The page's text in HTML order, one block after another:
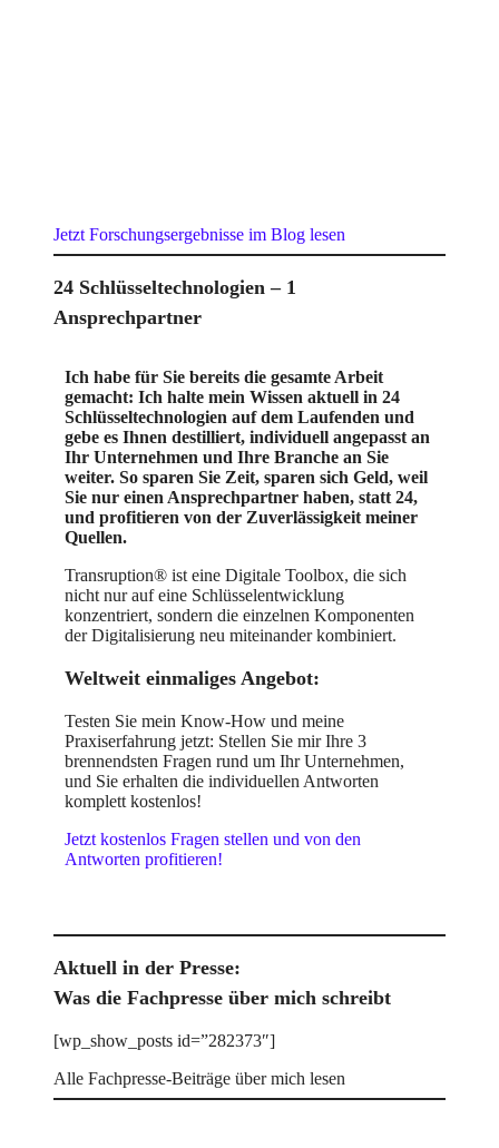
Jetzt Forschungsergebnisse im Blog lesen
24 Schlüsseltechnologien – 1
Ansprechpartner
Ich habe für Sie bereits die gesamte Arbeit
gemacht: Ich halte mein Wissen aktuell in 24
Schlüsseltechnologien auf dem Laufenden und
gebe es Ihnen destilliert, individuell angepasst an
Ihr Unternehmen und Ihre Branche an Sie
weiter. So sparen Sie Zeit, sparen sich Geld, weil
Sie nur einen Ansprechpartner haben, statt 24,
und profitieren von der Zuverlässigkeit meiner
Quellen.
Transruption® ist eine Digitale Toolbox, die sich
nicht nur auf eine Schlüsselentwicklung
konzentriert, sondern die einzelnen Komponenten
der Digitalisierung neu miteinander kombiniert.
Weltweit einmaliges Angebot:
Testen Sie mein Know-How und meine
Praxiserfahrung jetzt: Stellen Sie mir Ihre 3
brennendsten Fragen rund um Ihr Unternehmen,
und Sie erhalten die individuellen Antworten
komplett kostenlos!
Jetzt kostenlos Fragen stellen und von den
Antworten profitieren!
Aktuell in der Presse:
Was die Fachpresse über mich schreibt
[wp_show_posts id=”282373″]
Alle Fachpresse-Beiträge über mich lesen